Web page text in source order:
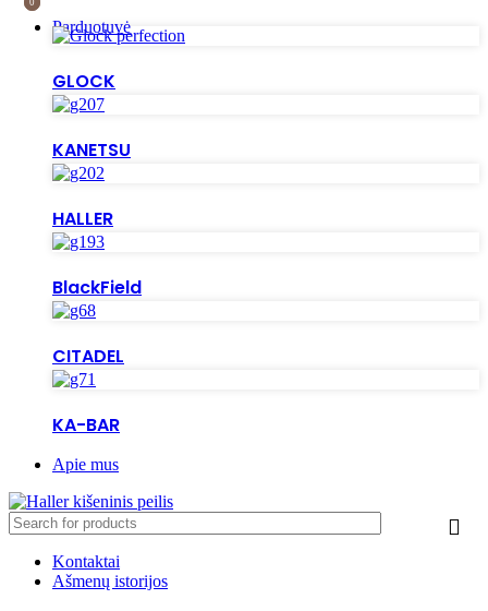
Parduotuvė
GLOCK
KANETSU
HALLER
BlackField
CITADEL
KA-BAR
Apie mus
Kontaktai
Ašmenų istorijos
00